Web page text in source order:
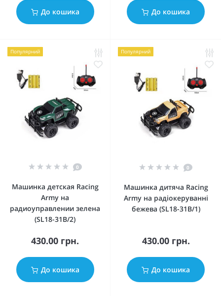
До кошика До кошика
Популярний
0
Машинка детская Racing
Army на
радиоуправлении зелена
(SL18-31B/2)
430.00 грн.
До кошика
Популярний
0
Машинка дитяча Racing
Army на радіокеруванні
бежева (SL18-31B/1)
430.00 грн.
До кошика